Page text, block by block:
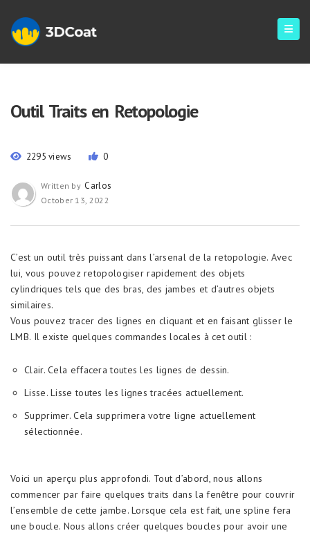
Outil Traits en Retopologie
2295 views 0
Written by Carlos
October 13, 2022
C’est un outil très puissant dans l’arsenal de la retopologie. Avec
lui, vous pouvez retopologiser rapidement des objets
cylindriques tels que des bras, des jambes et d’autres objets
similaires.
Vous pouvez tracer des lignes en cliquant et en faisant glisser le
LMB. Il existe quelques commandes locales à cet outil :
Clair. Cela effacera toutes les lignes de dessin.
Lisse. Lisse toutes les lignes tracées actuellement.
Supprimer. Cela supprimera votre ligne actuellement
sélectionnée.
Voici un aperçu plus approfondi. Tout d’abord, nous allons
commencer par faire quelques traits dans la fenêtre pour couvrir
l’ensemble de cette jambe. Lorsque cela est fait, une spline fera
une boucle. Nous allons créer quelques boucles pour avoir une